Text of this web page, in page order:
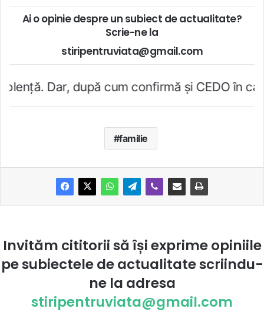
Ai o opinie despre un subiect de actualitate?
Scrie-ne la
stiripentruviata@gmail.com
cum confirmă şi CEDO în cazul
familie
Invităm cititorii să își exprime opiniile
pe subiectele de actualitate scriindu-
ne la adresa
stiripentruviata@gmail.com